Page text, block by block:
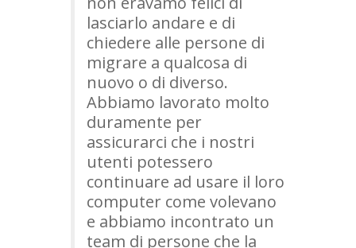
lasciarlo andare e di
chiedere alle persone di
migrare a qualcosa di
nuovo o di diverso.
Abbiamo lavorato molto
duramente per
assicurarci che i nostri
utenti potessero
continuare ad usare il loro
computer come volevano
e abbiamo incontrato un
team di persone che la